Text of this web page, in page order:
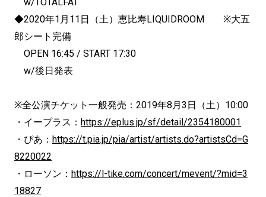
◆2020年1月11日（土）恵比寿LIQUIDROOM ※大五
郎シート完備
OPEN 16:45 / START 17:30
w/後日発表
※全公演チケット一般発売：2019年8月3日（土）10:00
・イープラス： https://eplus.jp/sf/detail/2354180001
・ぴあ： https://t.pia.jp/pia/artist/artists.do?artistsCd=G
8220022
・ローソン： https://l-tike.com/concert/mevent/?mid=3
18827